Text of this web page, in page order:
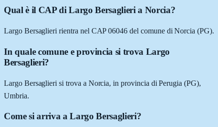
Qual è il CAP di Largo Bersaglieri a Norcia?
Largo Bersaglieri rientra nel CAP 06046 del comune di Norcia (PG).
In quale comune e provincia si trova Largo
Bersaglieri?
Largo Bersaglieri si trova a Norcia, in provincia di Perugia (PG),
Umbria.
Come si arriva a Largo Bersaglieri?